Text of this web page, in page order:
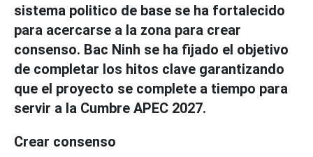
sistema politico de base se ha fortalecido
para acercarse a la zona para crear
consenso. Bac Ninh se ha fijado el objetivo
de completar los hitos clave garantizando
que el proyecto se complete a tiempo para
servir a la Cumbre APEC 2027.
Crear consenso